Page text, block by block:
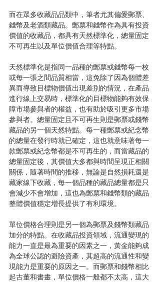
而在眾多收藏品品類中，筆者尤其偏愛郵票、
錢幣及老酒類藏品。郵票和錢幣作為具有投資
價值的收藏品，都具有天然標準化，總量固定
不可再生以及單位價值合理等特點。
天然標準化是指同一品種的郵票或錢幣每一枚
或每一張之間品質相當，這免除了因為個體差
異而導致目標物價值出現差別的情況，在產品
進行線上交易時，標準化的目標物能夠有效保
障市場參與者的權益，也有助於吸引更多市場
參與者。總量固定且不可再生則是郵票或錢幣
藏品的另一個天然特點。每一種郵票或紀念幣
的總量在發行時就已確定，這也就意味著每一
款郵票或紀念幣都是不可再生的，而當藏品的
總量固定後，其價值大多都與時間呈現正相關
關係，隨著時間的推移，無論是自然損耗還是
藏家線下收藏，每一個品種的藏品總量都是只
會減少不會增加，這也為郵票和錢幣類的藏品
整體價值穩定增長提供了有利環境。
單位價格合理則是另一個為郵票及錢幣類藏品
加分的特點。在收藏品投資領域，流通變現的
能力一直是最為重要的因素之一，黃金能夠成
為全球公認的避險資產，其超高的流通性和變
現能力是重要的原因之一。而郵票和錢幣相比
起古董和書畫，單位價格一般都不太高，這大